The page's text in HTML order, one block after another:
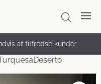
af tilfredse kunder
malerier